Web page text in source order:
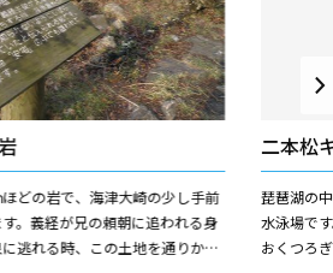
どの岩で、海津大崎の少し手前
。義経が兄の頼朝に追われる身
逃れる時、この土地を通りかか
二本松
琵琶湖の
水泳場で
おくつろ